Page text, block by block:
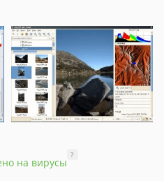
на вирусы
?